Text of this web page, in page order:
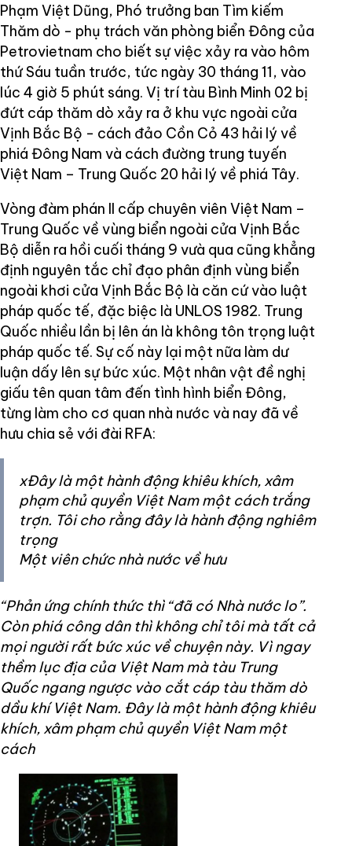
Phạm Việt Dũng, Phó trưởng ban Tìm kiếm
Thăm dò - phụ trách văn phòng biển Đông của
Petrovietnam cho biết sự việc xảy ra vào hôm
thứ Sáu tuần trước, tức ngày 30 tháng 11, vào
lúc 4 giờ 5 phút sáng. Vị trí tàu Bình Minh 02 bị
đứt cáp thăm dò xảy ra ở khu vực ngoài cửa
Vịnh Bắc Bộ - cách đảo Cồn Cỏ 43 hải lý về
phiá Đông Nam và cách đường trung tuyến
Việt Nam – Trung Quốc 20 hải lý về phiá Tây.
Vòng đàm phán II cấp chuyên viên Việt Nam –
Trung Quốc về vùng biển ngoài cửa Vịnh Bắc
Bộ diễn ra hồi cuối tháng 9 vưà qua cũng khẳng
định nguyên tắc chỉ đạo phân định vùng biển
ngoài khơi cửa Vịnh Bắc Bộ là căn cứ vào luật
pháp quốc tế, đặc biệc là UNLOS 1982. Trung
Quốc nhiều lần bị lên án là không tôn trọng luật
pháp quốc tế. Sự cố này lại một nữa làm dư
luận dấy lên sự bức xúc. Một nhân vật đề nghị
giấu tên quan tâm đến tình hình biển Đông,
từng làm cho cơ quan nhà nước và nay đã về
hưu chia sẻ với đài RFA:
xĐây là một hành động khiêu khích, xâm
phạm chủ quyền Việt Nam một cách trắng
trợn. Tôi cho rằng đây là hành động nghiêm
trọng
Một viên chức nhà nước về hưu
“Phản ứng chính thức thì “đã có Nhà nước lo”.
Còn phiá công dân thì không chỉ tôi mà tất cả
mọi người rất bức xúc về chuyện này. Vì ngay
thềm lục địa của Việt Nam mà tàu Trung
Quốc ngang ngược vào cắt cáp tàu thăm dò
dầu khí Việt Nam. Đây là một hành động khiêu
khích, xâm phạm chủ quyền Việt Nam một
cách